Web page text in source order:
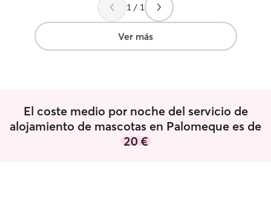
elegirle para otra ocasión.... es un chico
amable, responsable y un 10 como
cuidador.
1 / 1
Ver más
El coste medio por noche del servicio de
alojamiento de mascotas en Palomeque es de
20 €